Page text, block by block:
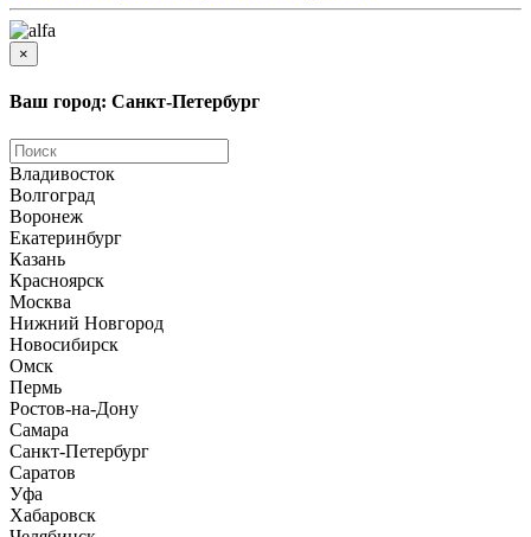
×
Ваш город: Санкт-Петербург
Владивосток
Волгоград
Воронеж
Екатеринбург
Казань
Красноярск
Москва
Нижний Новгород
Новосибирск
Омск
Пермь
Ростов-на-Дону
Самара
Санкт-Петербург
Саратов
Уфа
Хабаровск